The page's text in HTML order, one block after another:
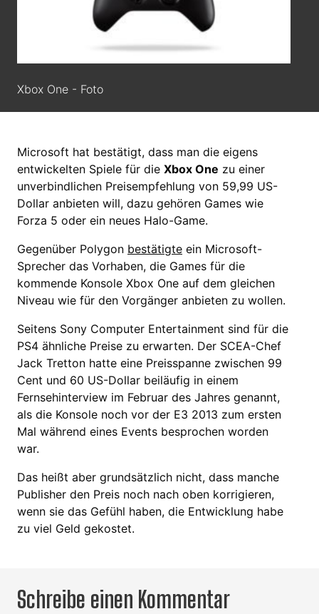
Xbox One - Foto
Microsoft hat bestätigt, dass man die eigens
entwickelten Spiele für die Xbox One zu einer
unverbindlichen Preisempfehlung von 59,99 US-
Dollar anbieten will, dazu gehören Games wie
Forza 5 oder ein neues Halo-Game.
Gegenüber Polygon bestätigte ein Microsoft-
Sprecher das Vorhaben, die Games für die
kommende Konsole Xbox One auf dem gleichen
Niveau wie für den Vorgänger anbieten zu wollen.
Seitens Sony Computer Entertainment sind für die
PS4 ähnliche Preise zu erwarten. Der SCEA-Chef
Jack Tretton hatte eine Preisspanne zwischen 99
Cent und 60 US-Dollar beiläufig in einem
Fernsehinterview im Februar des Jahres genannt,
als die Konsole noch vor der E3 2013 zum ersten
Mal während eines Events besprochen worden
war.
Das heißt aber grundsätzlich nicht, dass manche
Publisher den Preis noch nach oben korrigieren,
wenn sie das Gefühl haben, die Entwicklung habe
zu viel Geld gekostet.
Schreibe einen Kommentar